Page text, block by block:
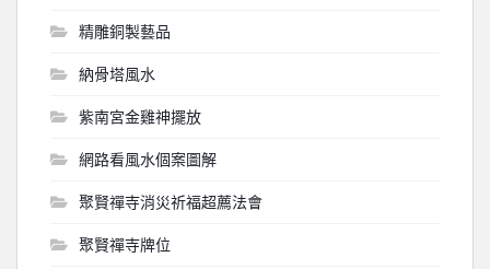
精雕銅製藝品
納骨塔風水
紫南宮金雞神擺放
網路看風水個案圖解
聚賢禪寺消災祈福超薦法會
聚賢禪寺牌位